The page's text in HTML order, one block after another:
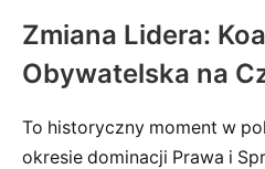
Zmiana Lidera:
Obywatelska na
To historyczny moment w
okresie dominacji Prawa i